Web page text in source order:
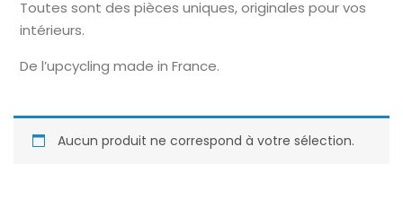
Toutes sont des pièces uniques, originales pour vos
intérieurs.
De l’upcycling made in France.
Aucun produit ne correspond à votre sélection.